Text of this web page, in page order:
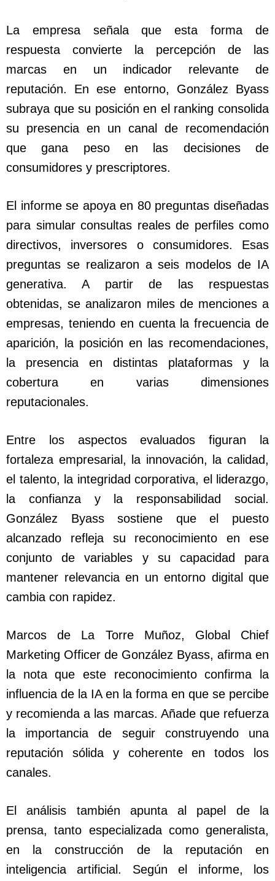
La empresa señala que esta forma de
respuesta convierte la percepción de las
marcas en un indicador relevante de
reputación. En ese entorno, González Byass
subraya que su posición en el ranking consolida
su presencia en un canal de recomendación
que gana peso en las decisiones de
consumidores y prescriptores.
El informe se apoya en 80 preguntas diseñadas
para simular consultas reales de perfiles como
directivos, inversores o consumidores. Esas
preguntas se realizaron a seis modelos de IA
generativa. A partir de las respuestas
obtenidas, se analizaron miles de menciones a
empresas, teniendo en cuenta la frecuencia de
aparición, la posición en las recomendaciones,
la presencia en distintas plataformas y la
cobertura en varias dimensiones
reputacionales.
Entre los aspectos evaluados figuran la
fortaleza empresarial, la innovación, la calidad,
el talento, la integridad corporativa, el liderazgo,
la confianza y la responsabilidad social.
González Byass sostiene que el puesto
alcanzado refleja su reconocimiento en ese
conjunto de variables y su capacidad para
mantener relevancia en un entorno digital que
cambia con rapidez.
Marcos de La Torre Muñoz, Global Chief
Marketing Officer de González Byass, afirma en
la nota que este reconocimiento confirma la
influencia de la IA en la forma en que se percibe
y recomienda a las marcas. Añade que refuerza
la importancia de seguir construyendo una
reputación sólida y coherente en todos los
canales.
El análisis también apunta al papel de la
prensa, tanto especializada como generalista,
en la construcción de la reputación en
inteligencia artificial. Según el informe, los